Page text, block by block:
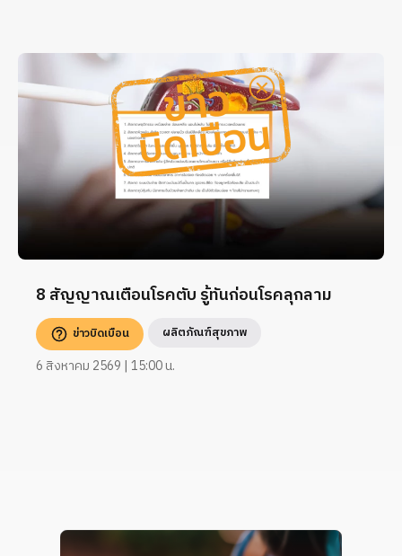
8 สัญญาณเตือนโรคตับ รู้ทันก่อนโรคลุกลาม
ข่าวบิดเบือน ผลิตภัณฑ์สุขภาพ
6 สิงหาคม 2569 | 15:00 น.